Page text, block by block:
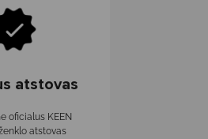
atstovas
oficialus KEEN
atstovas